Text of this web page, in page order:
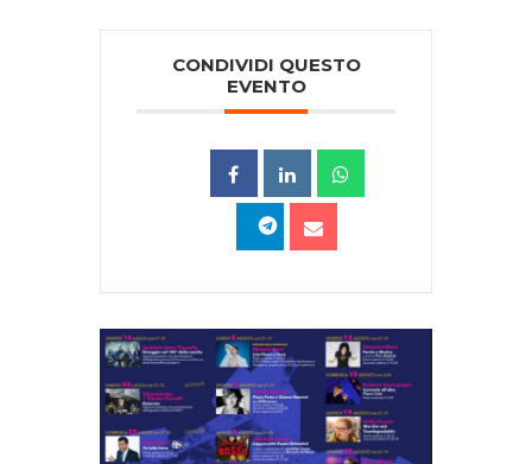
CONDIVIDI QUESTO
EVENTO